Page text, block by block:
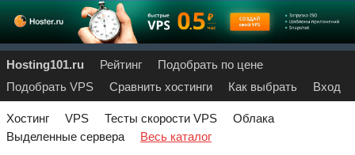
Hosting101.ru Рейтинг
Подобрать по цене
Подобрать VPS
Сравнить хостинги Как выбрать Вход
Хостинг VPS Тесты скорости VPS
Облака
Выделенные сервера
Весь каталог